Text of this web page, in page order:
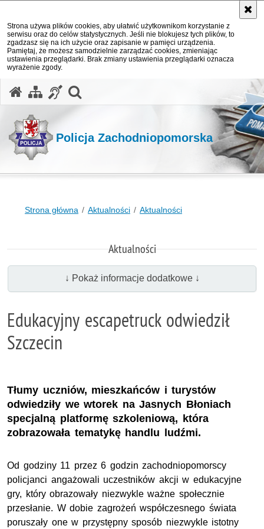
Strona używa plików cookies, aby ułatwić użytkownikom korzystanie z
serwisu oraz do celów statystycznych. Jeśli nie blokujesz tych plików, to
zgadzasz się na ich użycie oraz zapisanie w pamięci urządzenia.
Pamiętaj, że możesz samodzielnie zarządzać cookies, zmieniając
ustawienia przeglądarki. Brak zmiany ustawienia przeglądarki oznacza
wyrażenie zgody.
Policja Zachodniopomorska
Strona główna Aktualności Aktualności
Aktualności
↓ Pokaż informacje dodatkowe ↓
Edukacyjny escapetruck odwiedził
Szczecin
Tłumy uczniów, mieszkańców i turystów
odwiedziły we wtorek na Jasnych Błoniach
specjalną platformę szkoleniową, która
zobrazowała tematykę handlu ludźmi.
Od godziny 11 przez 6 godzin zachodniopomorscy
policjanci angażowali uczestników akcji w edukacyjne
gry, który obrazowały niezwykle ważne społecznie
przesłanie. W dobie zagrożeń współczesnego świata
poruszały one w przystępny sposób niezwykle istotny